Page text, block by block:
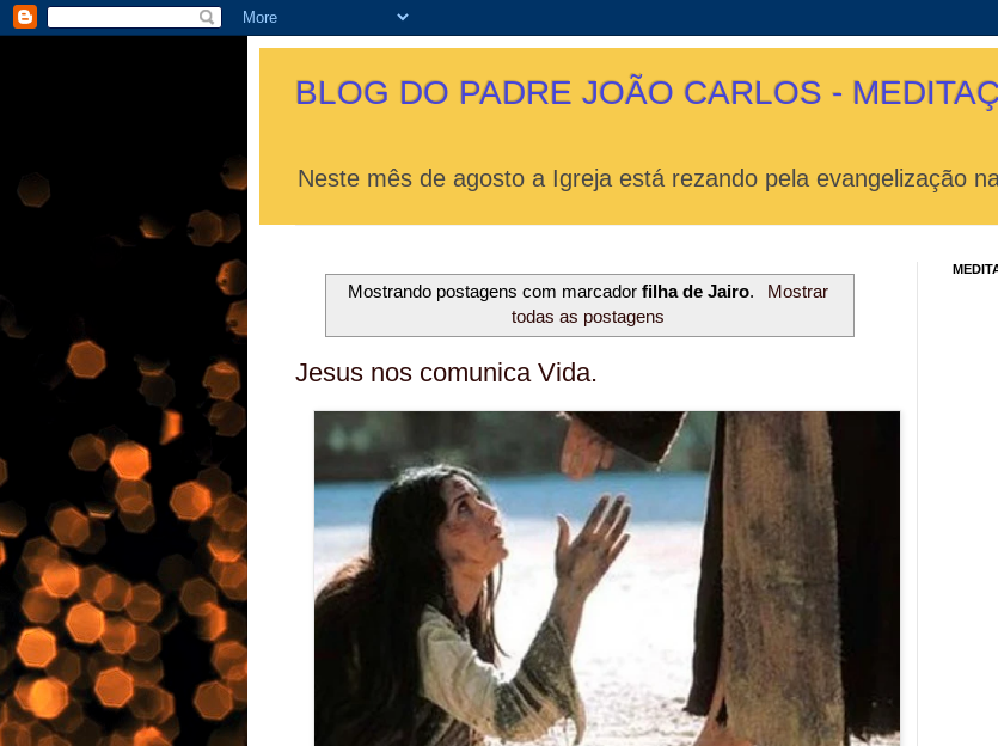
BLOG DO PADRE JOÃO CARLOS -
Neste mês de agosto a Igreja está rezando pela evangelização
Mostrando postagens com marcadorfilha de Jairo.
Mostrar
todas as postagens
Jesus nos comunica Vida.